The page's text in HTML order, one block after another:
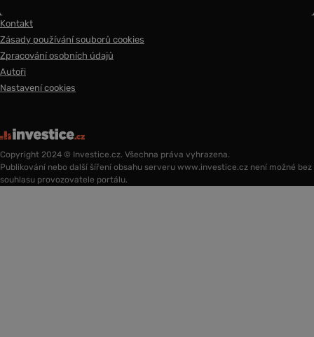
Kontakt
Zásady používání souborů cookies
Zpracování osobních údajů
Autoři
Nastavení cookies
Copyright 2024 © Investice.cz. Všechna práva vyhrazena.
Publikování nebo další šíření obsahu serveru www.investice.cz není možné bez
souhlasu provozovatele portálu.